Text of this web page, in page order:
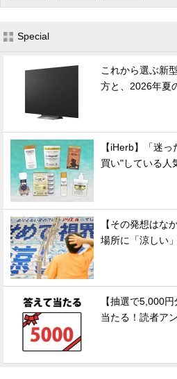
Special
これから選ぶ新
方と、2026年夏
【iHerb】「迷
買い"している人
【その発想はな
場所に「涼しい
【抽選で5,000
当たる！読者ア